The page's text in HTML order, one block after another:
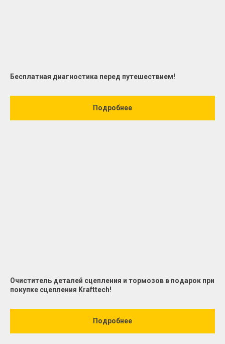
Бесплатная диагностика перед путешествием!
Подробнее
Очиститель деталей сцепления и тормозов в подарок при
покупке сцепления Krafttech!
Подробнее